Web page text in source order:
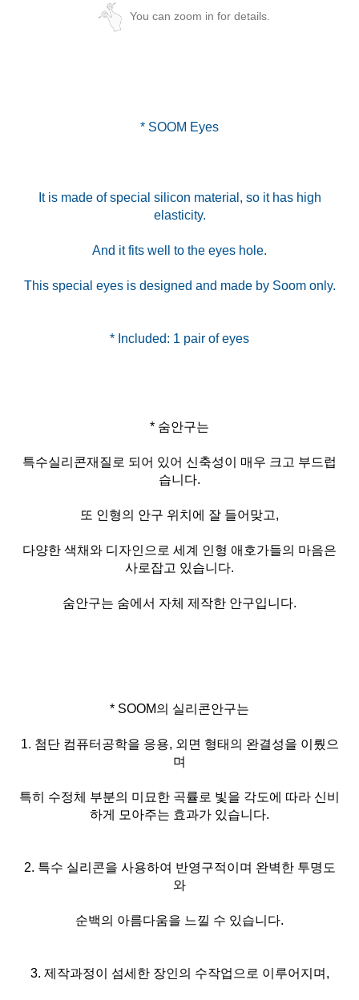
You can zoom in for details.
* SOOM Eyes
It is made of special silicon material, so it has high
elasticity.
And it fits well to the eyes hole.
This special eyes is designed and made by Soom only.
* 숨안구는
특수실리콘재질로 되어 있어 신축성이 매우 크고 부드럽
습니다.
또 인형의 안구 위치에 잘 들어맞고,
다양한 색채와 디자인으로 세계 인형 애호가들의 마음은
사로잡고 있습니다.
숨안구는 숨에서 자체 제작한 안구입니다.
* SOOM의 실리콘안구는
1. 첨단 컴퓨터공학을 응용, 외면 형태의 완결성을 이뤘으
며
특히 수정체 부분의 미묘한 곡률로 빛을 각도에 따라 신비
하게 모아주는 효과가 있습니다.
2. 특수 실리콘을 사용하여 반영구적이며 완벽한 투명도
와
순백의 아름다움을 느낄 수 있습니다.
3. 제작과정이 섬세한 장인의 수작업으로 이루어지며,